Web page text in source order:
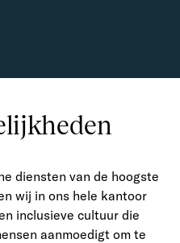
diensten van de hoogste
wij in ons hele kantoor
inclusieve cultuur die
aanmoedigt om te